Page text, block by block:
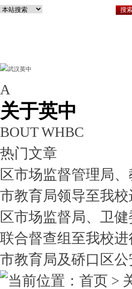
A
关于英中
BOUT WHBC
热门文章
区市场监督管理局、
市教育局领导至我校
区市场监督局、卫健
联合督查组至我校进
市教育局及硚口区公
当前位置：首页 >